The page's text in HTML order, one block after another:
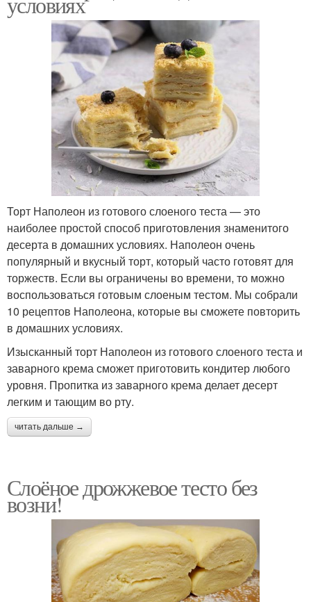
Торт Наполеон из готового слоеного теста — это
наиболее простой способ приготовления знаменитого
десерта в домашних условиях. Наполеон очень
популярный и вкусный торт, который часто готовят для
торжеств. Если вы ограничены во времени, то можно
воспользоваться готовым слоеным тестом. Мы собрали
10 рецептов Наполеона, которые вы сможете повторить
в домашних условиях.
Изысканный торт Наполеон из готового слоеного теста и
заварного крема сможет приготовить кондитер любого
уровня. Пропитка из заварного крема делает десерт
легким и тающим во рту.
читать дальше →
Слоёное дрожжевое тесто без
возни!